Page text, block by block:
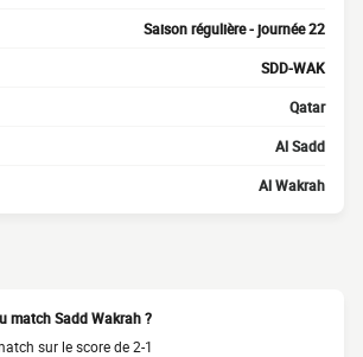
Saison régulière - journée 22
SDD-WAK
Qatar
Al Sadd
Al Wakrah
match Sadd Wakrah ?
sur le score de 2-1